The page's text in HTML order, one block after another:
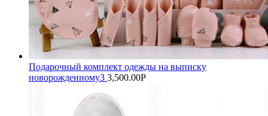
Подарочный комплект одежды на выписку
новорожденному3 3,500.00Р